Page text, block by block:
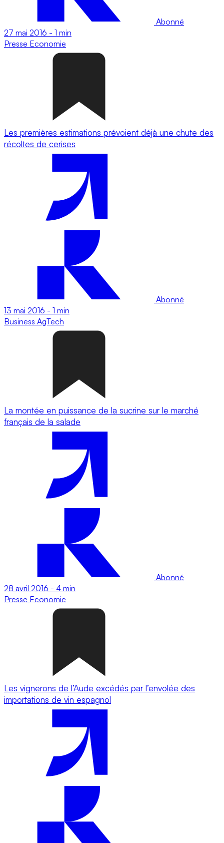
Abonné
27 mai 2016 - 1 min
Presse Economie
Les premières estimations prévoient déjà une chute des
récoltes de cerises
Abonné
13 mai 2016 - 1 min
Business AgTech
La montée en puissance de la sucrine sur le marché
français de la salade
Abonné
28 avril 2016 - 4 min
Presse Economie
Les vignerons de l’Aude excédés par l’envolée des
importations de vin espagnol